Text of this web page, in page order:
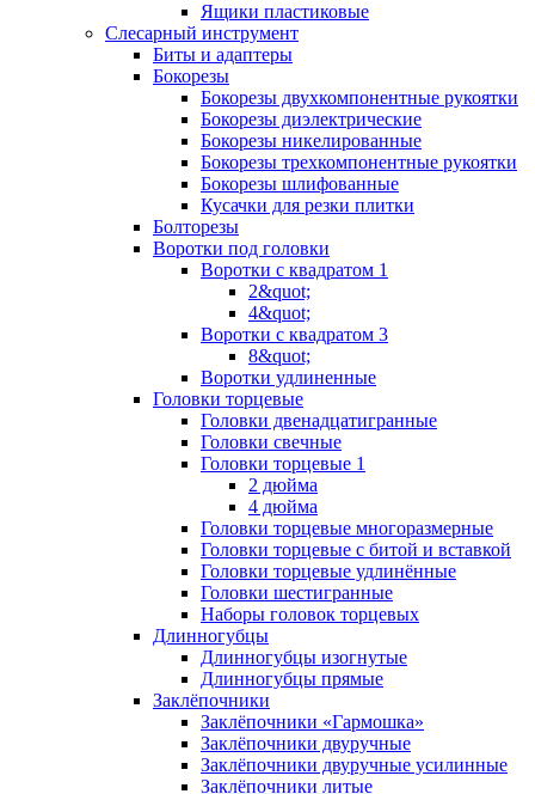
Ящики пластиковые
Слесарный инструмент
Биты и адаптеры
Бокорезы
Бокорезы двухкомпонентные рукоятки
Бокорезы диэлектрические
Бокорезы никелированные
Бокорезы трехкомпонентные рукоятки
Бокорезы шлифованные
Кусачки для резки плитки
Болторезы
Воротки под головки
Воротки с квадратом 1
2&quot;
4&quot;
Воротки с квадратом 3
8&quot;
Воротки удлиненные
Головки торцевые
Головки двенадцатигранные
Головки свечные
Головки торцевые 1
2 дюйма
4 дюйма
Головки торцевые многоразмерные
Головки торцевые с битой и вставкой
Головки торцевые удлинённые
Головки шестигранные
Наборы головок торцевых
Длинногубцы
Длинногубцы изогнутые
Длинногубцы прямые
Заклёпочники
Заклёпочники «Гармошка»
Заклёпочники двуручные
Заклёпочники двуручные усилинные
Заклёпочники литые